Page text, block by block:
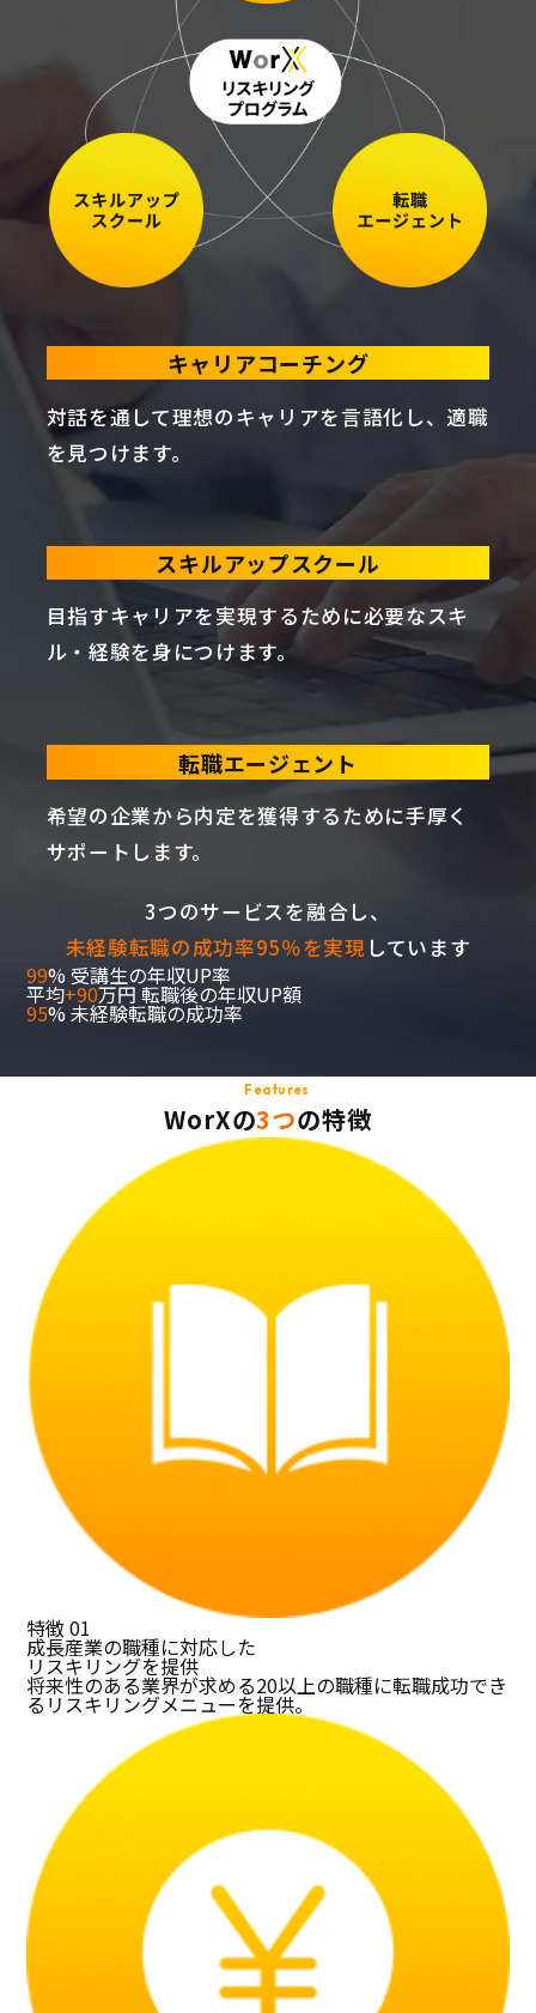
キャリアコーチング
対話を通して理想のキャリアを言語化し、適職
を見つけます。
スキルアップスクール
目指すキャリアを実現するために必要なスキ
ル・経験を身につけます。
転職エージェント
希望の企業から内定を獲得するために手厚く
サポートします。
3つのサービスを融合し、
未経験転職の成功率95％を実現 しています
99% 受講生の年収UP率
平均+90万円 転職後の年収UP額
95% 未経験転職の成功率
Features
WorXの3つの特徴
特徴01
成長産業の職種に対応した
リスキリングを提供
将来性のある業界が求める20以上の職種に転職成功でき
るリスキリングメニューを提供。